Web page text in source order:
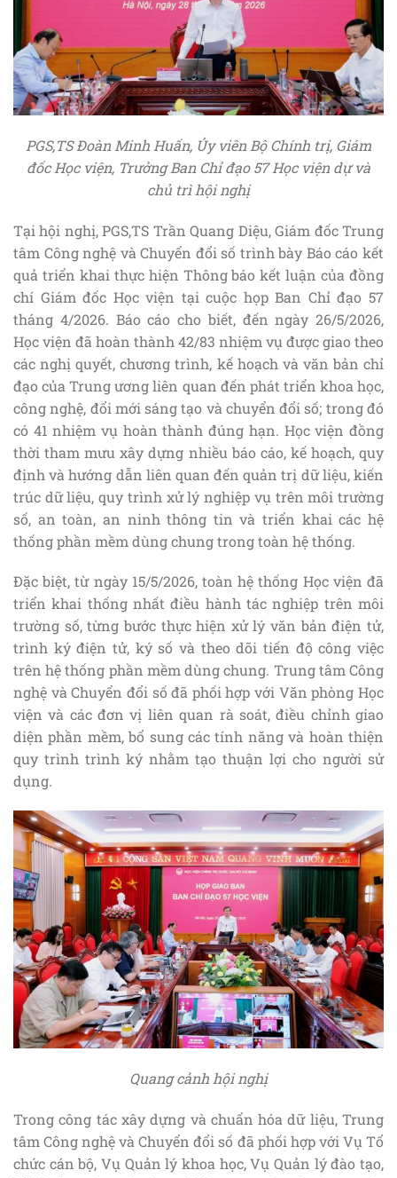
PGS,TS Đoàn Minh Huấn, Ủy viên Bộ Chính trị, Giám
đốc Học viện, Trưởng Ban Chỉ đạo 57 Học viện dự và
chủ trì hội nghị
Tại hội nghị, PGS,TS Trần Quang Diệu, Giám đốc Trung
tâm Công nghệ và Chuyển đổi số trình bày Báo cáo kết
quả triển khai thực hiện Thông báo kết luận của đồng
chí Giám đốc Học viện tại cuộc họp Ban Chỉ đạo 57
tháng 4/2026. Báo cáo cho biết, đến ngày 26/5/2026,
Học viện đã hoàn thành 42/83 nhiệm vụ được giao theo
các nghị quyết, chương trình, kế hoạch và văn bản chỉ
đạo của Trung ương liên quan đến phát triển khoa học,
công nghệ, đổi mới sáng tạo và chuyển đổi số; trong đó
có 41 nhiệm vụ hoàn thành đúng hạn. Học viện đồng
thời tham mưu xây dựng nhiều báo cáo, kế hoạch, quy
định và hướng dẫn liên quan đến quản trị dữ liệu, kiến
trúc dữ liệu, quy trình xử lý nghiệp vụ trên môi trường
số, an toàn, an ninh thông tin và triển khai các hệ
thống phần mềm dùng chung trong toàn hệ thống.
Đặc biệt, từ ngày 15/5/2026, toàn hệ thống Học viện đã
triển khai thống nhất điều hành tác nghiệp trên môi
trường số, từng bước thực hiện xử lý văn bản điện tử,
trình ký điện tử, ký số và theo dõi tiến độ công việc
trên hệ thống phần mềm dùng chung. Trung tâm Công
nghệ và Chuyển đổi số đã phối hợp với Văn phòng Học
viện và các đơn vị liên quan rà soát, điều chỉnh giao
diện phần mềm, bổ sung các tính năng và hoàn thiện
quy trình trình ký nhằm tạo thuận lợi cho người sử
dụng.
Quang cảnh hội nghị
Trong công tác xây dựng và chuẩn hóa dữ liệu, Trung
tâm Công nghệ và Chuyển đổi số đã phối hợp với Vụ Tổ
chức cán bộ, Vụ Quản lý khoa học, Vụ Quản lý đào tạo,